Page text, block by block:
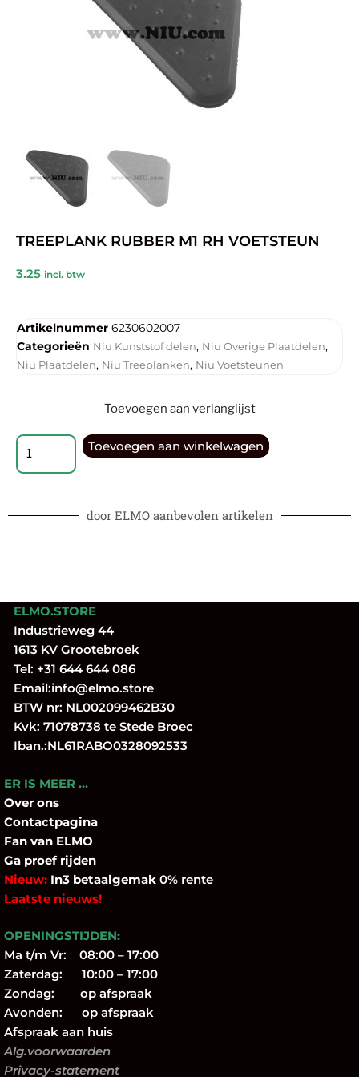
TREEPLANK RUBBER M1 RH VOETSTEUN
3.25 incl. btw
Artikelnummer 6230602007
Categorieën Niu Kunststof delen, Niu Overige Plaatdelen,
Niu Plaatdelen, Niu Treeplanken, Niu Voetsteunen
Toevoegen aan verlanglijst
Toevoegen aan winkelwagen
door ELMO aanbevolen artikelen
ELMO.STORE
Industrieweg 44
1613 KV Grootebroek
Tel: +31 644 644 086
Email:info@elmo.store
BTW nr: NL002099462B30
Kvk: 71078738 te Stede Broec
Iban.:NL61RABO0328092533
ER IS MEER …
Over ons
Contactpagina
Fan van ELMO
Ga proef rijden
Nieuw: In3 betaalgemak 0% rente
Laatste nieuws!
OPENINGSTIJDEN:
Ma t/m Vr: 08:00 – 17:00
Zaterdag: 10:00 – 17:00
Zondag: op afspraak
Avonden: op afspraak
Afspraak aan huis
Alg.voorwaarden
Privacy-statement